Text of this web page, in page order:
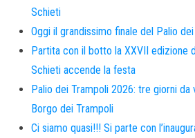
Schieti
Oggi il grandissimo finale del Palio
Partita con il botto la XXVII edizione
Schieti accende la festa
Palio dei Trampoli 2026: tre giorni da
Borgo dei Trampoli
Ci siamo quasi!!! Si parte con